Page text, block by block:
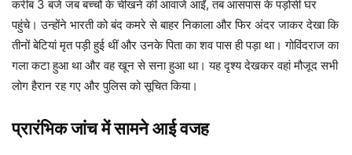
करीब 3 बजे जब बच्चों के चीखने की आवाजें आईं, तब आसपास के पड़ोसी घर
पहुंचे। उन्होंने भारती को बंद कमरे से बाहर निकाला और फिर अंदर जाकर देखा कि
तीनों बेटियां मृत पड़ी हुई थीं और उनके पिता का शव पास ही पड़ा था। गोविंदराज का
गला कटा हुआ था और वह खून से सना हुआ था। यह दृश्य देखकर वहां मौजूद सभी
लोग हैरान रह गए और पुलिस को सूचित किया।
प्रारंभिक जांच में सामने आई वजह